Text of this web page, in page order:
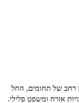
רחב של תחומים, החל
אזרח ומשפט פלילי.